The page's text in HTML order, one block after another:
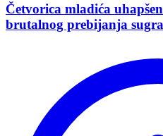
Četvorica mladića
brutalnog prebijanja